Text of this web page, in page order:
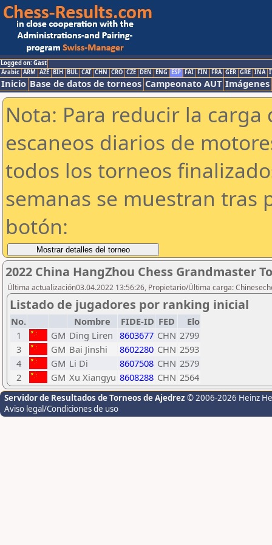
Logged on: Gast
Arabic ARM AZE BIH BUL CAT CHN CRO CZE DEN ENG ESP FAI FIN FRA GER GRE INA
Inicio Base de datos de torneos Campeonato AUT Imágenes
Nota: Para reducir la
escaneos diarios de
todos los torneos
semanas se muestran tras
botón:
2022 China HangZhou Chess Grandmaster
Última actualización03.04.2022 13:56:26, Propietario/Última carga:
Listado de jugadores por ranking inicial
No. Nombre FIDE-ID FED
Elo
1
GM Ding Liren 8603677 CHN 2799
3
GM Bai Jinshi 8602280 CHN 2593
4
GM Li Di 8607508 CHN 2579
2
GM Xu Xiangyu 8608288 CHN 2564
Servidor de Resultados de Torneos de Ajedrez © 2006-2026 Heinz
Aviso legal/Condiciones de uso